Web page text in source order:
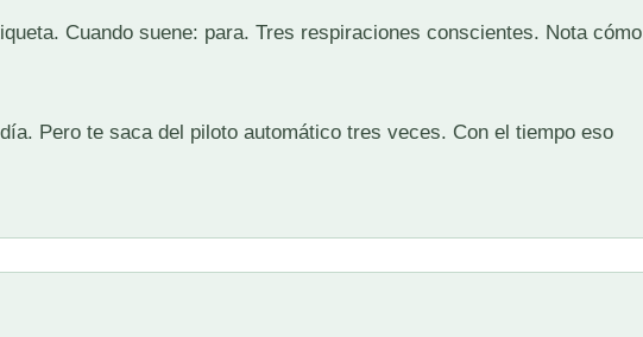
Cuando suene: para. Tres respiraciones conscientes. Nota cómo
Pero te saca del piloto automático tres veces. Con el tiempo eso